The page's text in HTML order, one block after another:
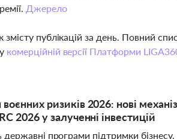
Джерело
публікацій за день. Повний
комерційній версії Платформи
ризиків 2026: нові
2026 у залученні інвестицій
програми підтримки